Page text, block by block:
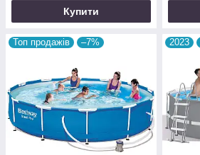
Купити
Топ продажів –7% 2023